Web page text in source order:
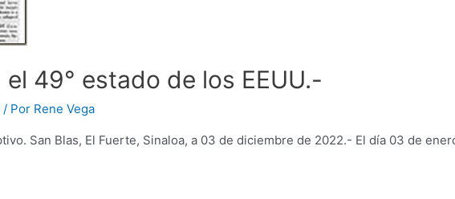
49° estado de los EEUU.-
/ Por Rene Vega
San Blas, El Fuerte, Sinaloa, a 03 de diciembre de 2022.- El día 03 de